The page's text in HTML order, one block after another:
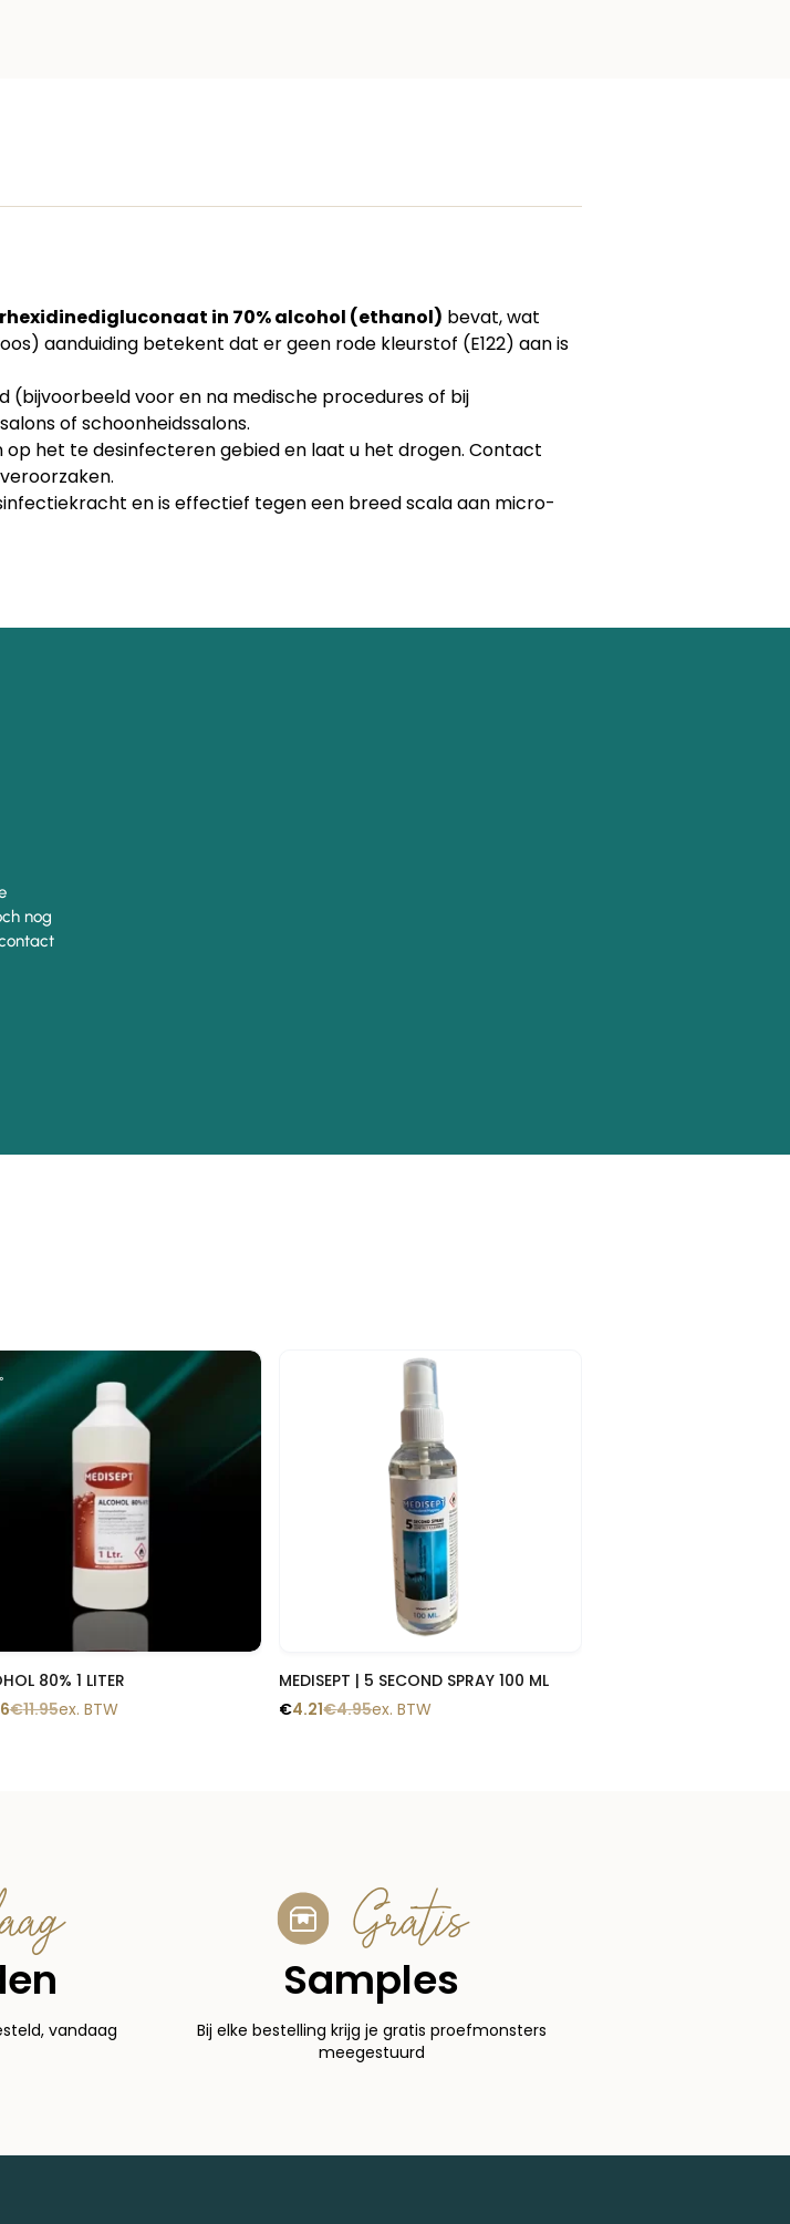
in 70% alcohol (ethanol) bevat, wat
aanduiding betekent dat er geen rode kleurstof (E122) aan is
voor en na medische procedures of bij
of schoonheidssalons.
op het te desinfecteren gebied en laat u het drogen. Contact
en is effectief tegen een breed scala aan micro-
nog
Snelle blik
80% 1 LITER
€11.95ex. BTW
Snelle blik
MEDISEPT | 5 SECOND SPRAY 100 ML
€4.95
€4.21 ex. BTW
vandaag
Gratis
Samples
Bij elke bestelling krijg je gratis proefmonsters
meegestuurd